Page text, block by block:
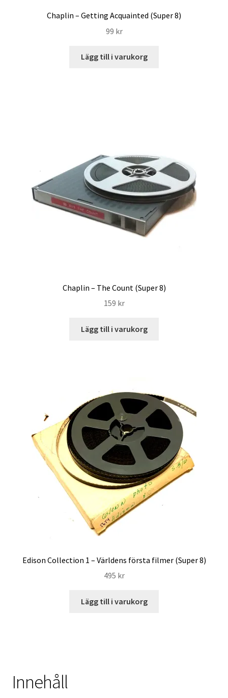
Chaplin – Getting Acquainted (Super 8)
99 kr
Lägg till i varukorg
Chaplin – The Count (Super 8)
159 kr
Lägg till i varukorg
Edison Collection 1 – Världens första filmer (Super 8)
495 kr
Lägg till i varukorg
Innehåll